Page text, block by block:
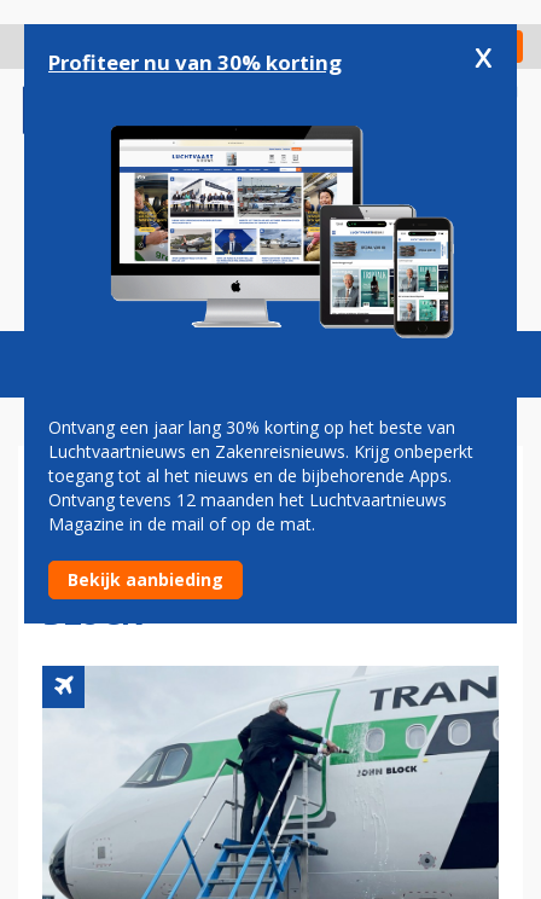
gaan
Check in
Magazine Podcasts Vacatures
TRANSAVIA VERNOEMT
RETRO A321NEO NAAR
LUCHTVAARTPIONIER JOHN
BLOCK
Profiteer nu van 30% korting x
Ontvang een jaar lang 30% korting op het beste van
Luchtvaartnieuws en Zakenreisnieuws. Krijg onbeperkt
toegang tot al het nieuws en de bijbehorende Apps.
Ontvang tevens 12 maanden het Luchtvaartnieuws
Magazine in de mail of op de mat.
Bekijk aanbieding